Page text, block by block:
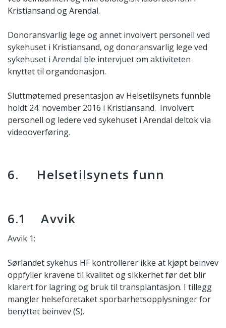
Kristiansand og Arendal.
Donoransvarlig lege og annet involvert personell ved
sykehuset i Kristiansand, og donoransvarlig lege ved
sykehuset i Arendal ble intervjuet om aktiviteten
knyttet til organdonasjon.
Sluttmøtemed presentasjon av Helsetilsynets funnble
holdt 24. november 2016 i Kristiansand. Involvert
personell og ledere ved sykehuset i Arendal deltok via
videooverføring.
6. Helsetilsynets funn
6.1 Avvik
Avvik 1:
Sørlandet sykehus HF kontrollerer ikke at kjøpt beinvev
oppfyller kravene til kvalitet og sikkerhet før det blir
klarert for lagring og bruk til transplantasjon. I tillegg
mangler helseforetaket sporbarhetsopplysninger for
benyttet beinvev (S).